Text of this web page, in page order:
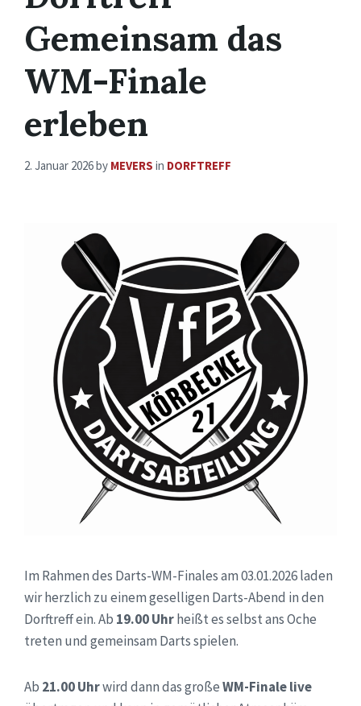
Gemeinsam das
WM-Finale
erleben
2. Januar 2026by MEVERS in DORFTREFF
Im Rahmen des Darts-WM-Finales am 03.01.2026 laden
wir herzlich zu einem geselligen Darts-Abend in den
Dorftreff ein. Ab 19.00 Uhrheißt es selbst ans Oche
treten und gemeinsam Darts spielen.
Ab 21.00 Uhrwird dann das großeWM-Finale live